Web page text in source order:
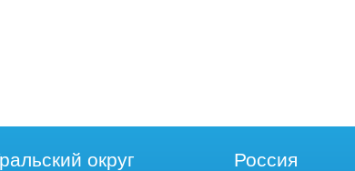
округ Россия